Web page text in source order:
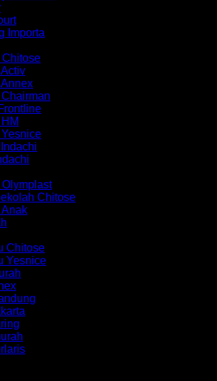
Importa
Chitose
Chitose
Chitose
Yesnice